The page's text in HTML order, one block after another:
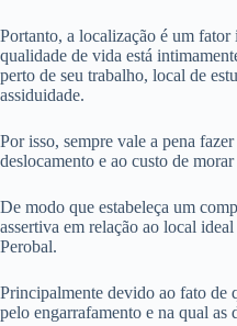
Portanto, a localização é um
qualidade de vida está
perto de seu trabalho, local de
assiduidade.
Por isso, sempre vale a pena
deslocamento e ao custo de
De modo que estabeleça um
assertiva em relação ao local
Perobal.
Principalmente devido ao fato de
pelo engarrafamento e na qual as